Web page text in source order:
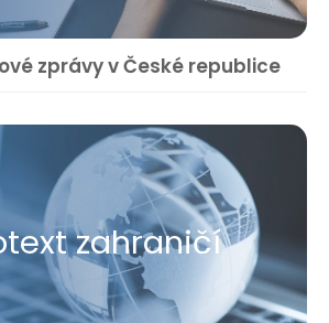
zprávy v České republice
zahraničí